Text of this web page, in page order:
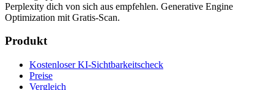
Perplexity dich von sich aus empfehlen. Generative Engine
Optimization mit Gratis-Scan.
Produkt
Kostenloser KI-Sichtbarkeitscheck
Preise
Vergleich